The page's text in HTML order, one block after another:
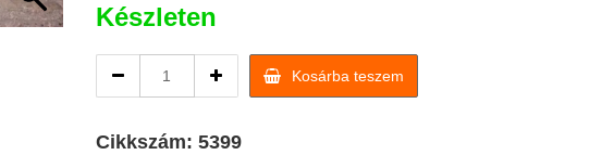
Készleten
125cc
hátsó
Kosárba teszem
Cikkszám: 5399